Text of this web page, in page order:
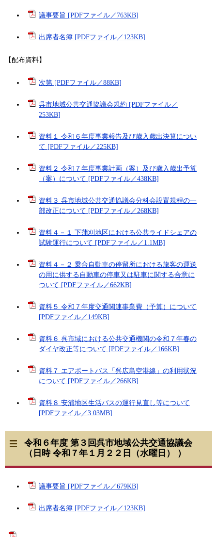
議事要旨 [PDFファイル／763KB]
出席者名簿 [PDFファイル／123KB]
【配布資料】
次第 [PDFファイル／88KB]
呉市地域公共交通協議会規約 [PDFファイル／
253KB]
資料１ 令和６年度事業報告及び歳入歳出決算につい
て [PDFファイル／225KB]
資料２ 令和７年度事業計画（案）及び歳入歳出予算
（案）について [PDFファイル／438KB]
資料３ 呉市地域公共交通協議会分科会設置規程の一
部改正について [PDFファイル／268KB]
資料４－１ 下蒲刈地区における公共ライドシェアの
試験運行について [PDFファイル／1.1MB]
資料４－２ 乗合自動車の停留所における旅客の運送
の用に供する自動車の停車又は駐車に関する合意に
ついて [PDFファイル／662KB]
資料５ 令和７年度交通関連事業費（予算）について
[PDFファイル／149KB]
資料６ 呉市域における公共交通機関の令和７年春の
ダイヤ改正等について [PDFファイル／166KB]
資料７ エアポートバス「呉広島空港線」の利用状況
について [PDFファイル／266KB]
資料８ 安浦地区生活バスの運行見直し等について
[PDFファイル／3.03MB]
令和６年度 第３回呉市地域公共交通協議会
（日時 令和７年１月２２日（水曜日） ）
議事要旨 [PDFファイル／679KB]
出席者名簿 [PDFファイル／123KB]